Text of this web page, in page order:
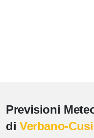
Previsioni
di Verbano-